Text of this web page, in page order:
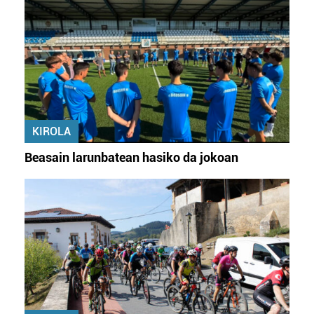
KIROLA
Beasain larunbatean hasiko da jokoan